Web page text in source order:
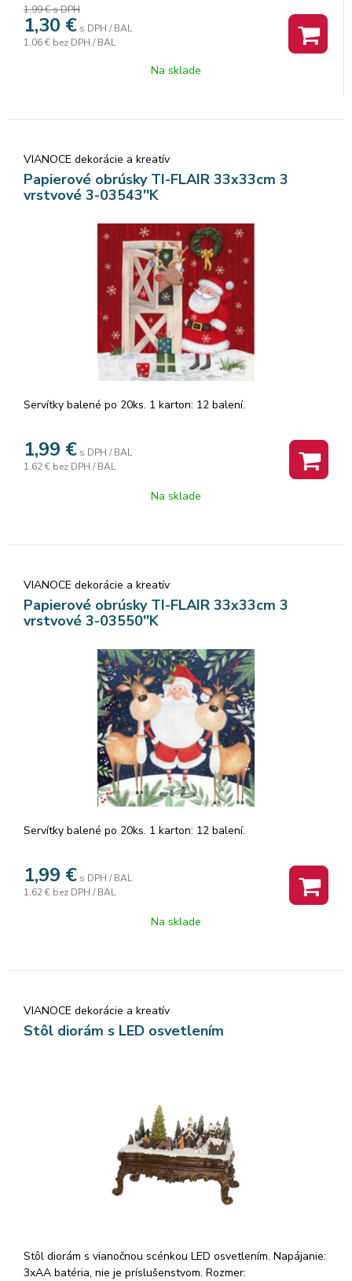
1,99 €s DPH
1,30 € s DPH / BAL
1,06 € bez DPH / BAL
Na sklade
VIANOCE dekorácie a kreatív
Papierové obrúsky TI-FLAIR 33x33cm 3
vrstvové 3-03543''K
Servítky balené po 20ks. 1 karton: 12 balení.
1,99 € s DPH / BAL
1,62 € bez DPH / BAL
Na sklade
VIANOCE dekorácie a kreatív
Papierové obrúsky TI-FLAIR 33x33cm 3
vrstvové 3-03550''K
Servítky balené po 20ks. 1 karton: 12 balení.
1,99 € s DPH / BAL
1,62 € bez DPH / BAL
Na sklade
VIANOCE dekorácie a kreatív
Stôl diorám s LED osvetlením
Stôl diorám s vianočnou scénkou LED osvetlením. Napájanie:
3xAA batéria, nie je príslušenstvom. Rozmer: